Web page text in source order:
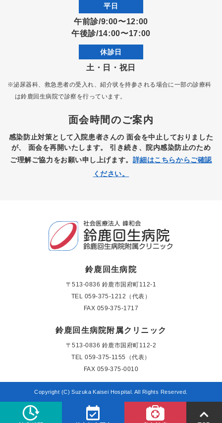
平日
午前診/9:00〜12:00
午後診/14:00〜17:00
休診日
土・日・祝日
※泌尿器科、救急患者の受入れ、紹介状を持参される場合に一部の診療科
は鈴鹿回生病院で診察を行っています。
面会時間のご案内
感染防止対策として入院患者さんの面会を中止しておりました
が、 面会を再開いたします。 引き続き、院内感染防止のため
ご理解ご協力をお願い申し上げます。 詳細はこちらからご確認
ください。
鈴鹿回生病院
〒513-0836 鈴鹿市国府町112-1
TEL 059-375-1212（代表）
FAX 059-375-1717
鈴鹿回生病院附属クリニック
〒513-0836 鈴鹿市国府町112-2
TEL059-375-1155（代表）
FAX 059-375-0010
Copyright (C) Suzuka Kaisei Hospital. All Rights Reserved.